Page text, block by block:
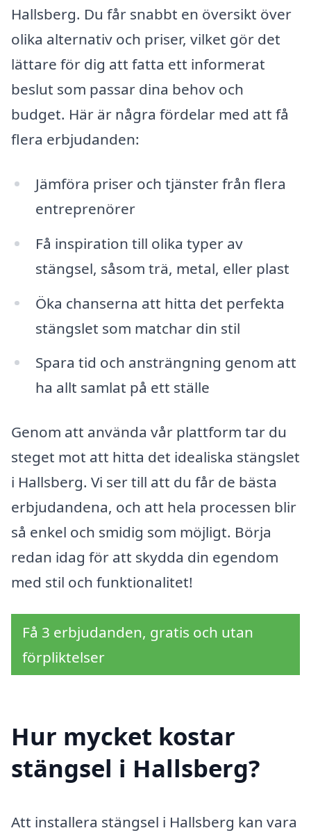
Hallsberg. Du får snabbt en översikt över
olika alternativ och priser, vilket gör det
lättare för dig att fatta ett informerat
beslut som passar dina behov och
budget. Här är några fördelar med att få
flera erbjudanden:
Jämföra priser och tjänster från flera
entreprenörer
Få inspiration till olika typer av
stängsel, såsom trä, metal, eller plast
Öka chanserna att hitta det perfekta
stängslet som matchar din stil
Spara tid och ansträngning genom att
ha allt samlat på ett ställe
Genom att använda vår plattform tar du
steget mot att hitta det idealiska stängslet
i Hallsberg. Vi ser till att du får de bästa
erbjudandena, och att hela processen blir
så enkel och smidig som möjligt. Börja
redan idag för att skydda din egendom
med stil och funktionalitet!
Få 3 erbjudanden, gratis och utan
förpliktelser
Hur mycket kostar
stängsel i Hallsberg?
Att installera stängsel i Hallsberg kan vara